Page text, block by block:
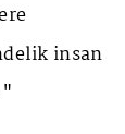
insan